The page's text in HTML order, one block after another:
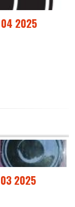
2025
2025